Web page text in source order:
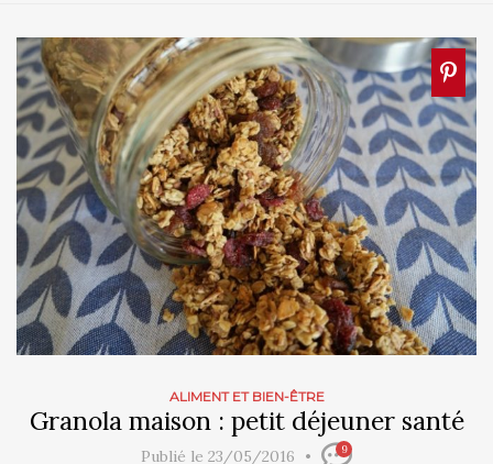
ALIMENT ET BIEN-ÊTRE
Granola maison : petit déjeuner santé
Publié le 23/05/2016 9